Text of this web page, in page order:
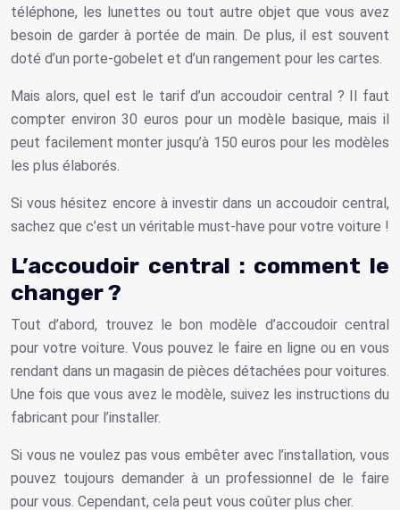
téléphone, les lunettes ou tout autre objet que vous avez
besoin de garder à portée de main. De plus, il est souvent
doté d’un porte-gobelet et d’un rangement pour les cartes.
Mais alors, quel est le tarif d’un accoudoir central ? Il faut
compter environ 30 euros pour un modèle basique, mais il
peut facilement monter jusqu’à 150 euros pour les modèles
les plus élaborés.
Si vous hésitez encore à investir dans un accoudoir central,
sachez que c’est un véritable must-have pour votre voiture !
L’accoudoir central : comment le
changer ?
Tout d’abord, trouvez le bon modèle d’accoudoir central
pour votre voiture. Vous pouvez le faire en ligne ou en vous
rendant dans un magasin de pièces détachées pour voitures.
Une fois que vous avez le modèle, suivez les instructions du
fabricant pour l’installer.
Si vous ne voulez pas vous embêter avec l’installation, vous
pouvez toujours demander à un professionnel de le faire
pour vous. Cependant, cela peut vous coûter plus cher.